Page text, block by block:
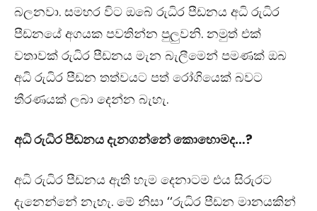
බලනවා. සමහර විට ඔබේ රුධිර පීඩනය අධි රුධිර
පීඩනයේ අගයක පවතින්න පුලුවනි. නමුත් එක්
වතාවක් රුධිර පීඩනය මැන බැලීමෙන් පමණක් ඔබ
අධි රුධිර පීඩන තත්වයට පත් රෝගියෙක් බවට
තීරණයක් ලබා දෙන්න බැහැ.
අධි රුධිර පීඩනය දැනගන්නේ කොහොමද…?
අධි රුධිර පීඩනය ඇති හැම දෙනාටම එය සිරුරට
දැනෙන්නේ නැහැ. මේ නිසා ‘‘රුධිර පීඩන මානයකින්